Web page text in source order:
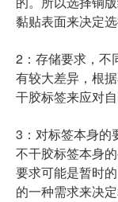
黏贴表面来决定
2：存储要求，不
有较大差异，根
干胶标签来应对自
3：对标签本身的
不干胶标签本身
要求可能是暂时
的一种需求来决